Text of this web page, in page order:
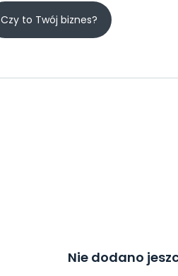
Czy to Twój biznes?
Nie dodano